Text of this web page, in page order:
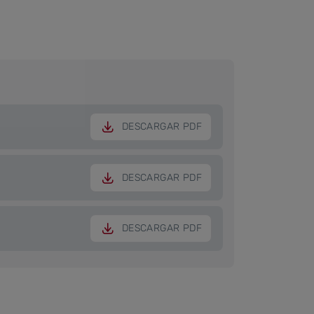
DESCARGAR PDF
DESCARGAR PDF
DESCARGAR PDF